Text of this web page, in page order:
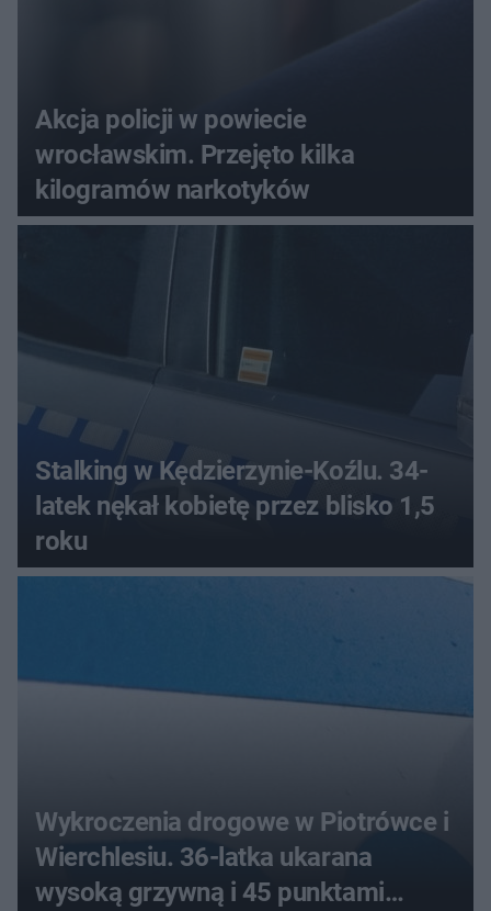
Akcja policji w powiecie
wrocławskim. Przejęto kilka
kilogramów narkotyków
Stalking w Kędzierzynie-Koźlu. 34-
latek nękał kobietę przez blisko 1,5
roku
Wykroczenia drogowe w Piotrówce i
Wierchlesiu. 36-latka ukarana
wysoką grzywną i 45 punktami